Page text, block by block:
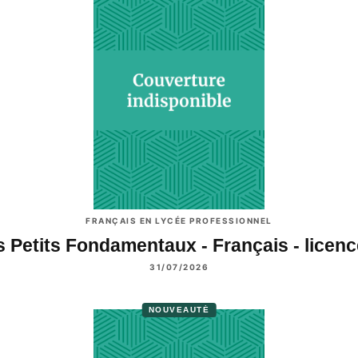
FRANÇAIS EN LYCÉE PROFESSIONNEL
Petits Fondamentaux - Français -
31/07/2026
NOUVEAUTÉ